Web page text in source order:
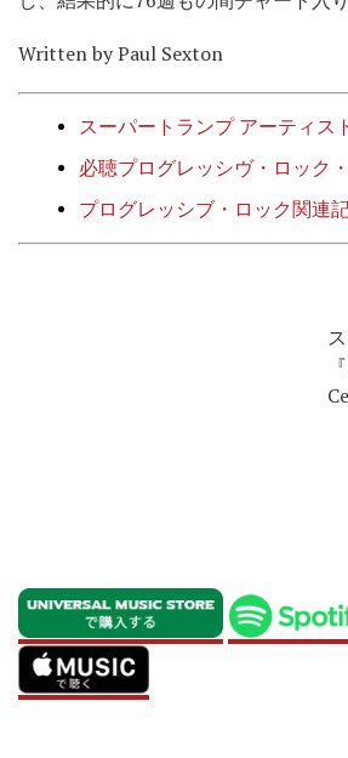
Written by Paul Sexton
スーパートランプ アーティス
必聴プログレッシヴ・ロック
プログレッシブ・ロック関連